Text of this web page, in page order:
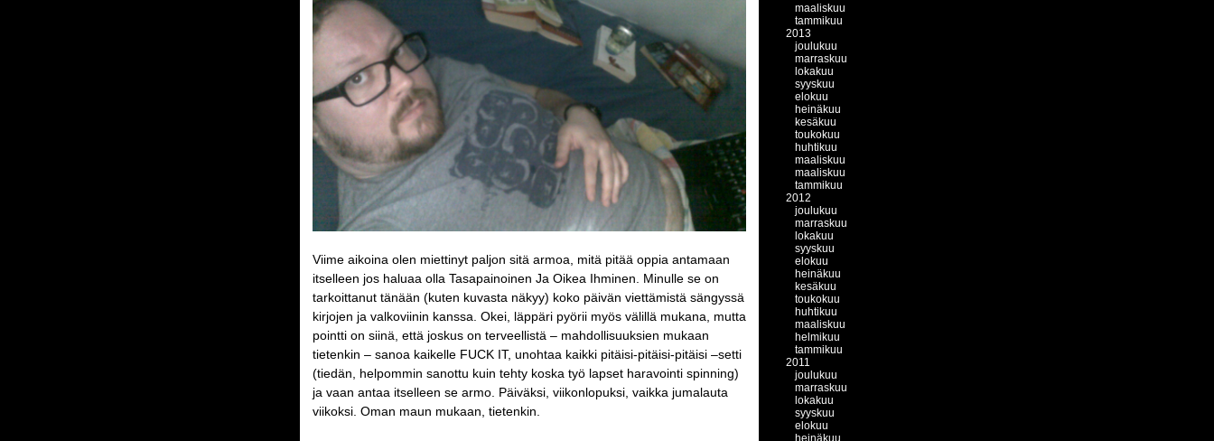
Viime aikoina olen miettinyt paljon sitä armoa, mitä pitää oppia antamaan
itselleen jos haluaa olla Tasapainoinen Ja Oikea Ihminen. Minulle se on
tarkoittanut tänään (kuten kuvasta näkyy) koko päivän viettämistä sängyssä
kirjojen ja valkoviinin kanssa. Okei, läppäri pyörii myös välillä mukana, mutta
pointti on siinä, että joskus on terveellistä – mahdollisuuksien mukaan
tietenkin – sanoa kaikelle FUCK IT, unohtaa kaikki pitäisi-pitäisi-pitäisi –setti
(tiedän, helpommin sanottu kuin tehty koska työ lapset haravointi spinning)
ja vaan antaa itselleen se armo. Päiväksi, viikonlopuksi, vaikka jumalauta
viikoksi. Oman maun mukaan, tietenkin.
maaliskuu
tammikuu
2013
joulukuu
marraskuu
lokakuu
syyskuu
elokuu
heinäkuu
kesäkuu
toukokuu
huhtikuu
maaliskuu
maaliskuu
tammikuu
2012
joulukuu
marraskuu
lokakuu
syyskuu
elokuu
heinäkuu
kesäkuu
toukokuu
huhtikuu
maaliskuu
helmikuu
tammikuu
2011
joulukuu
marraskuu
lokakuu
syyskuu
elokuu
heinäkuu